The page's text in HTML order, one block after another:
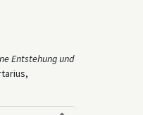
Entstehung und